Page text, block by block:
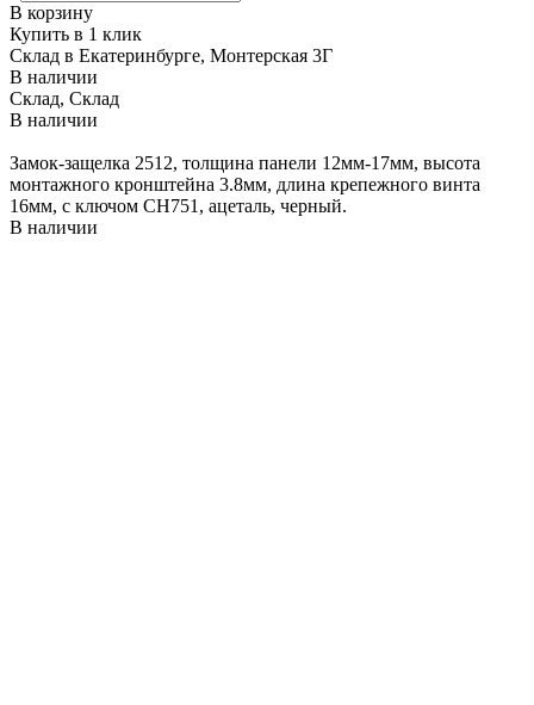
В корзину
Купить в 1 клик
Склад в Екатеринбурге, Монтерская 3Г
В наличии
Склад, Склад
В наличии
Замок-защелка 2512, толщина панели 12мм-17мм, высота
монтажного кронштейна 3.8мм, длина крепежного винта
16мм, с ключом CH751, ацеталь, черный.
В наличии